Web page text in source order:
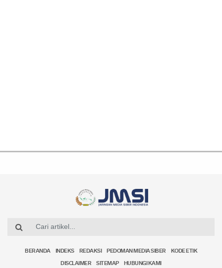
BERANDA INDEKS REDAKSI PEDOMAN MEDIA SIBER KODE ETIK
DISCLAIMER SITEMAP HUBUNGI KAMI